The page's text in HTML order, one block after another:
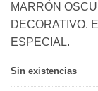
MARRÓN
DECORATIVO.
ESPECIAL.
Sin existencias